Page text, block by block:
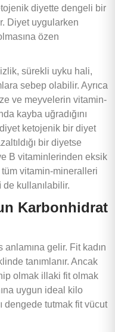
diyette dengeli bir
Diyet uygularken
özen
sürekli uyku hali,
sebep olabilir. Ayrıca
ve meyvelerin vitamin-
kayba uğradığını
ketojenik bir diyet
bir diyetse
B vitaminlerinden eksik
vitamin-mineralleri
de kullanılabilir.
Karbonhidrat
gelir. Fit kadın
tanımlanır. Ancak
olmak illaki fit olmak
uygun ideal kilo
dengede tutmak fit vücut